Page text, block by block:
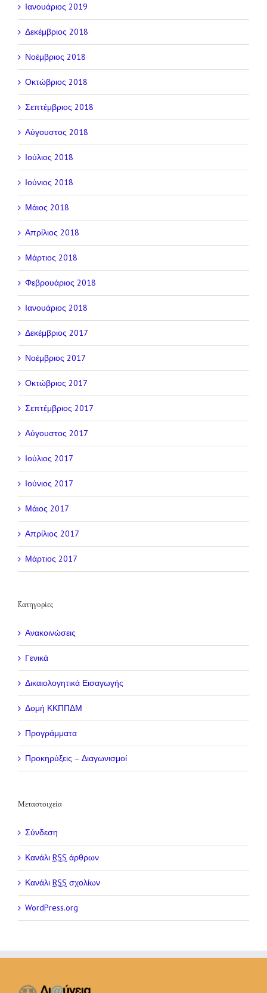
Ιανουάριος 2019
Δεκέμβριος 2018
Νοέμβριος 2018
Οκτώβριος 2018
Σεπτέμβριος 2018
Αύγουστος 2018
Ιούλιος 2018
Ιούνιος 2018
Μάιος 2018
Απρίλιος 2018
Μάρτιος 2018
Φεβρουάριος 2018
Ιανουάριος 2018
Δεκέμβριος 2017
Νοέμβριος 2017
Οκτώβριος 2017
Σεπτέμβριος 2017
Αύγουστος 2017
Ιούλιος 2017
Ιούνιος 2017
Μάιος 2017
Απρίλιος 2017
Μάρτιος 2017
Kατηγορίες
Ανακοινώσεις
Γενικά
Δικαιολογητικά Εισαγωγής
Δομή ΚΚΠΠΔΜ
Προγράμματα
Προκηρύξεις – Διαγωνισμοί
Μεταστοιχεία
Σύνδεση
Κανάλι RSS άρθρων
Κανάλι RSS σχολίων
WordPress.org